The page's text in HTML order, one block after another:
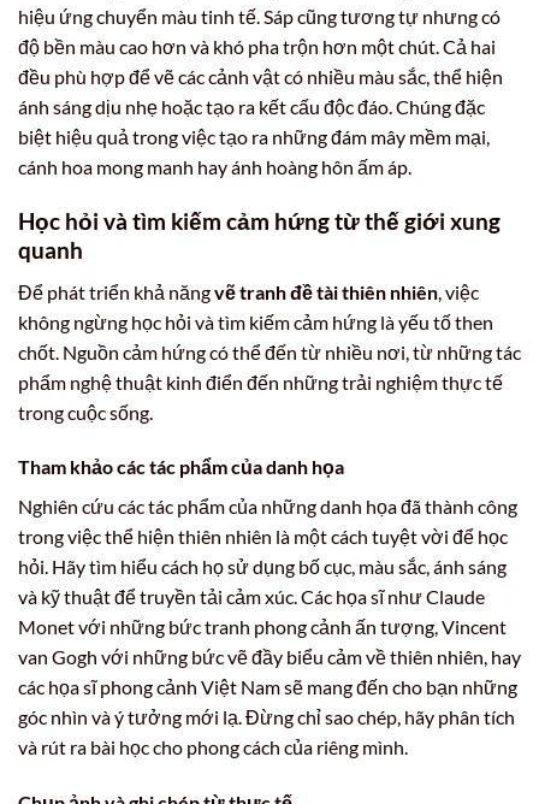
hiệu ứng chuyển màu tinh tế. Sáp cũng tương tự nhưng có
độ bền màu cao hơn và khó pha trộn hơn một chút. Cả hai
đều phù hợp để vẽ các cảnh vật có nhiều màu sắc, thể hiện
ánh sáng dịu nhẹ hoặc tạo ra kết cấu độc đáo. Chúng đặc
biệt hiệu quả trong việc tạo ra những đám mây mềm mại,
cánh hoa mong manh hay ánh hoàng hôn ấm áp.
Học hỏi và tìm kiếm cảm hứng từ thế giới xung
quanh
Để phát triển khả năngvẽ tranh đề tài thiên nhiên , việc
không ngừng học hỏi và tìm kiếm cảm hứng là yếu tố then
chốt. Nguồn cảm hứng có thể đến từ nhiều nơi, từ những tác
phẩm nghệ thuật kinh điển đến những trải nghiệm thực tế
trong cuộc sống.
Tham khảo các tác phẩm của danh họa
Nghiên cứu các tác phẩm của những danh họa đã thành công
trong việc thể hiện thiên nhiên là một cách tuyệt vời để học
hỏi. Hãy tìm hiểu cách họ sử dụng bố cục, màu sắc, ánh sáng
và kỹ thuật để truyền tải cảm xúc. Các họa sĩ như Claude
Monet với những bức tranh phong cảnh ấn tượng, Vincent
van Gogh với những bức vẽ đầy biểu cảm về thiên nhiên, hay
các họa sĩ phong cảnh Việt Nam sẽ mang đến cho bạn những
góc nhìn và ý tưởng mới lạ. Đừng chỉ sao chép, hãy phân tích
và rút ra bài học cho phong cách của riêng mình.